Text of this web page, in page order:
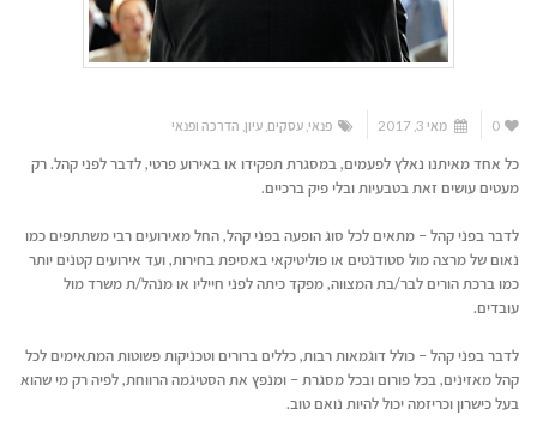
0 מאי 3, 2017 פנאי ,עסקים ,עיון הדרכה ופנאי
כל אחד מאיתנו נאלץ לפעמים, במסגרת תפקידו או באירוע פרטי, לדבר לפני קהל. רק
מעטים עושים זאת בטבעיות ובלי פיק ברכיים.
לדבר בפני קהל – מתאים לכל סוג הופעה בפני קהל, החל מאירועים רבי משתתפים כמו
נאום של מרצה מול סטודנטים או פוליטיקאי באסיפת בחירות, ועד אירועים קטנים יותר
כמו ברכת הורים לבר/בת המצווה, מפקד כיתה לפני חייליו או מנהל/ת משרד מול
עובדים.
לדבר בפני קהל – כולל דוגמאות רבות, כללים ברורים וטכניקות פשוטות המתאימים לכל
קהל מאזינים, בכל פורום ובכל מסגרת – ומנפץ את הסטיגמה הרווחת, לפיה רק מי שהוא
בעל כישרון וכריזמה יכול להיות נואם טוב.